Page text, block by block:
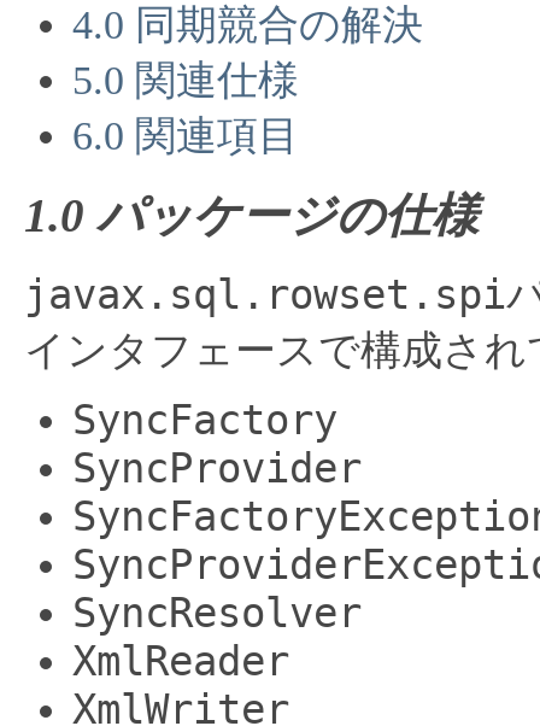
4.0 同期競合の解決
5.0 関連仕様
6.0 関連項目
1.0 パッケージの仕様
javax.sql.rowset.spi
インタフェースで構成さ
SyncFactory
SyncProvider
SyncResolver
XmlReader
XmlWriter